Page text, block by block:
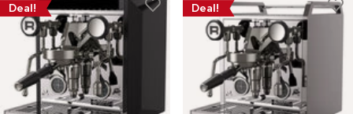
Deal! Deal!